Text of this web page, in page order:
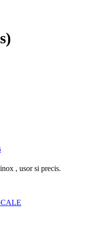
, usor si precis.